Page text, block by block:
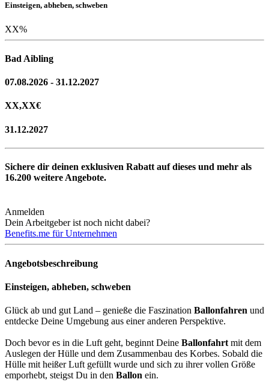
Einsteigen, abheben, schweben
XX%
Bad Aibling
07.08.2026 - 31.12.2027
XX,XX€
31.12.2027
Sichere dir deinen exklusiven Rabatt auf dieses und mehr als
16.200 weitere Angebote.
Anmelden
Dein Arbeitgeber ist noch nicht dabei?
Benefits.me für Unternehmen
Angebotsbeschreibung
Einsteigen, abheben, schweben
Glück ab und gut Land – genieße die Faszination Ballonfahren und
entdecke Deine Umgebung aus einer anderen Perspektive.
Doch bevor es in die Luft geht, beginnt Deine Ballonfahrt mit dem
Auslegen der Hülle und dem Zusammenbau des Korbes. Sobald die
Hülle mit heißer Luft gefüllt wurde und sich zu ihrer vollen Größe
emporhebt, steigst Du in den Ballon ein.